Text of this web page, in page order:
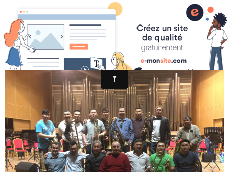
Jacques Mauger/Site officiel
Page d'accueil
News
Vidéos
Biographie
CD
Instrument
6